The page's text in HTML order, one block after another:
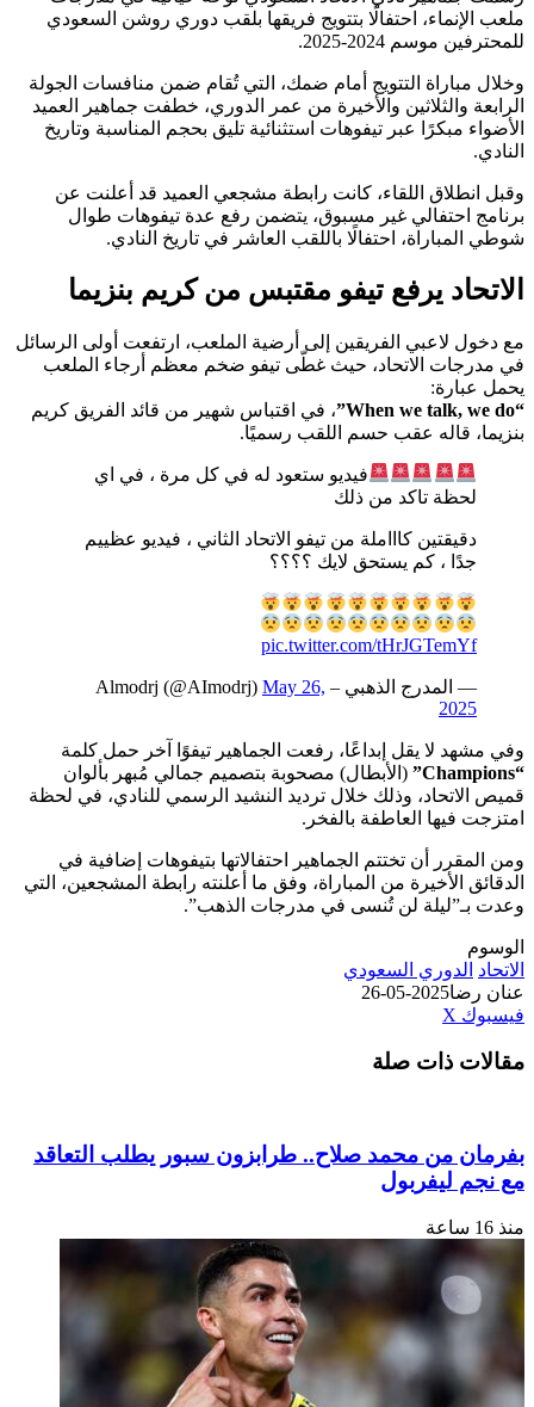
ملعب الإنماء، احتفالًا بتتويج فريقها بلقب دوري روشن السعودي
للمحترفين موسم 2024-2025.
وخلال مباراة التتويج أمام ضمك، التي تُقام ضمن منافسات الجولة
الرابعة والثلاثين والأخيرة من عمر الدوري، خطفت جماهير العميد
الأضواء مبكرًا عبر تيفوهات استثنائية تليق بحجم المناسبة وتاريخ
النادي.
وقبل انطلاق اللقاء، كانت رابطة مشجعي العميد قد أعلنت عن
برنامج احتفالي غير مسبوق، يتضمن رفع عدة تيفوهات طوال
شوطي المباراة، احتفالًا باللقب العاشر في تاريخ النادي.
الاتحاد يرفع تيفو مقتبس من كريم بنزيما
مع دخول لاعبي الفريقين إلى أرضية الملعب، ارتفعت أولى الرسائل
في مدرجات الاتحاد، حيث غطّى تيفو ضخم معظم أرجاء الملعب
يحمل عبارة:
“When we talk, we do”
، في اقتباس شهير من قائد الفريق كريم
بنزيما، قاله عقب حسم اللقب رسميًا.
فيديو ستعود له في كل مرة ، في اي
لحظة تاكد من ذلك
دقيقتين كاااملة من تيفو الاتحاد الثاني ، فيديو عظييم
جدًا ، كم يستحق لايك ؟؟؟؟
pic.twitter.com/tHrJGTemYf
— المدرج الذهبي – Almodrj (@AImodrj) May 26,
2025
وفي مشهد لا يقل إبداعًا، رفعت الجماهير تيفوًا آخر حمل كلمة
“Champions”
(الأبطال) مصحوبة بتصميم جمالي مُبهر بألوان
قميص الاتحاد، وذلك خلال ترديد النشيد الرسمي للنادي، في لحظة
امتزجت فيها العاطفة بالفخر.
ومن المقرر أن تختتم الجماهير احتفالاتها بتيفوهات إضافية في
الدقائق الأخيرة من المباراة، وفق ما أعلنته رابطة المشجعين، التي
وعدت بـ”ليلة لن تُنسى في مدرجات الذهب”.
الوسوم
الاتحاد الدوري السعودي
عنان رضا2025-05-26
فيسبوك ‫X
البريد
مقالات ذات صلة
بفرمان من محمد صلاح.. طرابزون سبور يطلب التعاقد
مع نجم ليفربول
منذ 16 ساعة